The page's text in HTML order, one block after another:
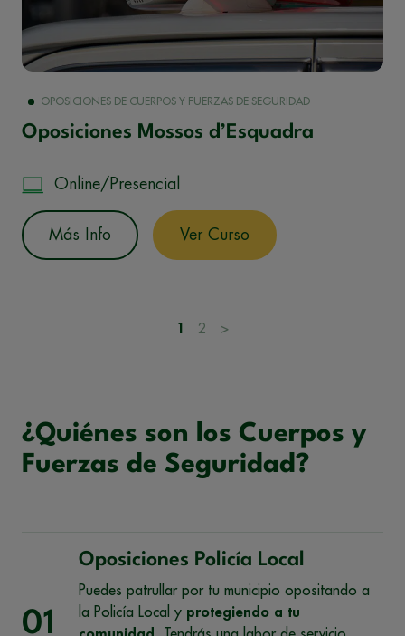
OPOSICIONES DE CUERPOS Y FUERZAS DE SEGURIDAD
Oposiciones Mossos d’Esquadra
Online/Presencial
Más Info Ver Curso
1 2 >
¿Quiénes son los Cuerpos y
Fuerzas de Seguridad?
01
Oposiciones Policía Local
Puedes patrullar por tu municipio opositando a
la Policía Local y protegiendo a tu